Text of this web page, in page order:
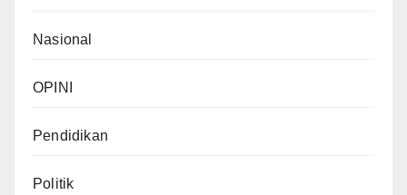
Nasional
OPINI
Pendidikan
Politik